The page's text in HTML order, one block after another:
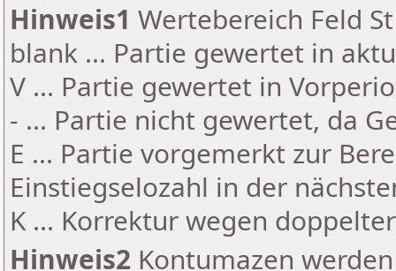
Hinweis1 Wertebereich Feld
blank ... Partie gewertet in
V ... Partie gewertet in
- ... Partie nicht gewertet, da
E ... Partie vorgemerkt zur
Einstiegselozahl in der
K ... Korrektur wegen
Hinweis2 Kontumazen